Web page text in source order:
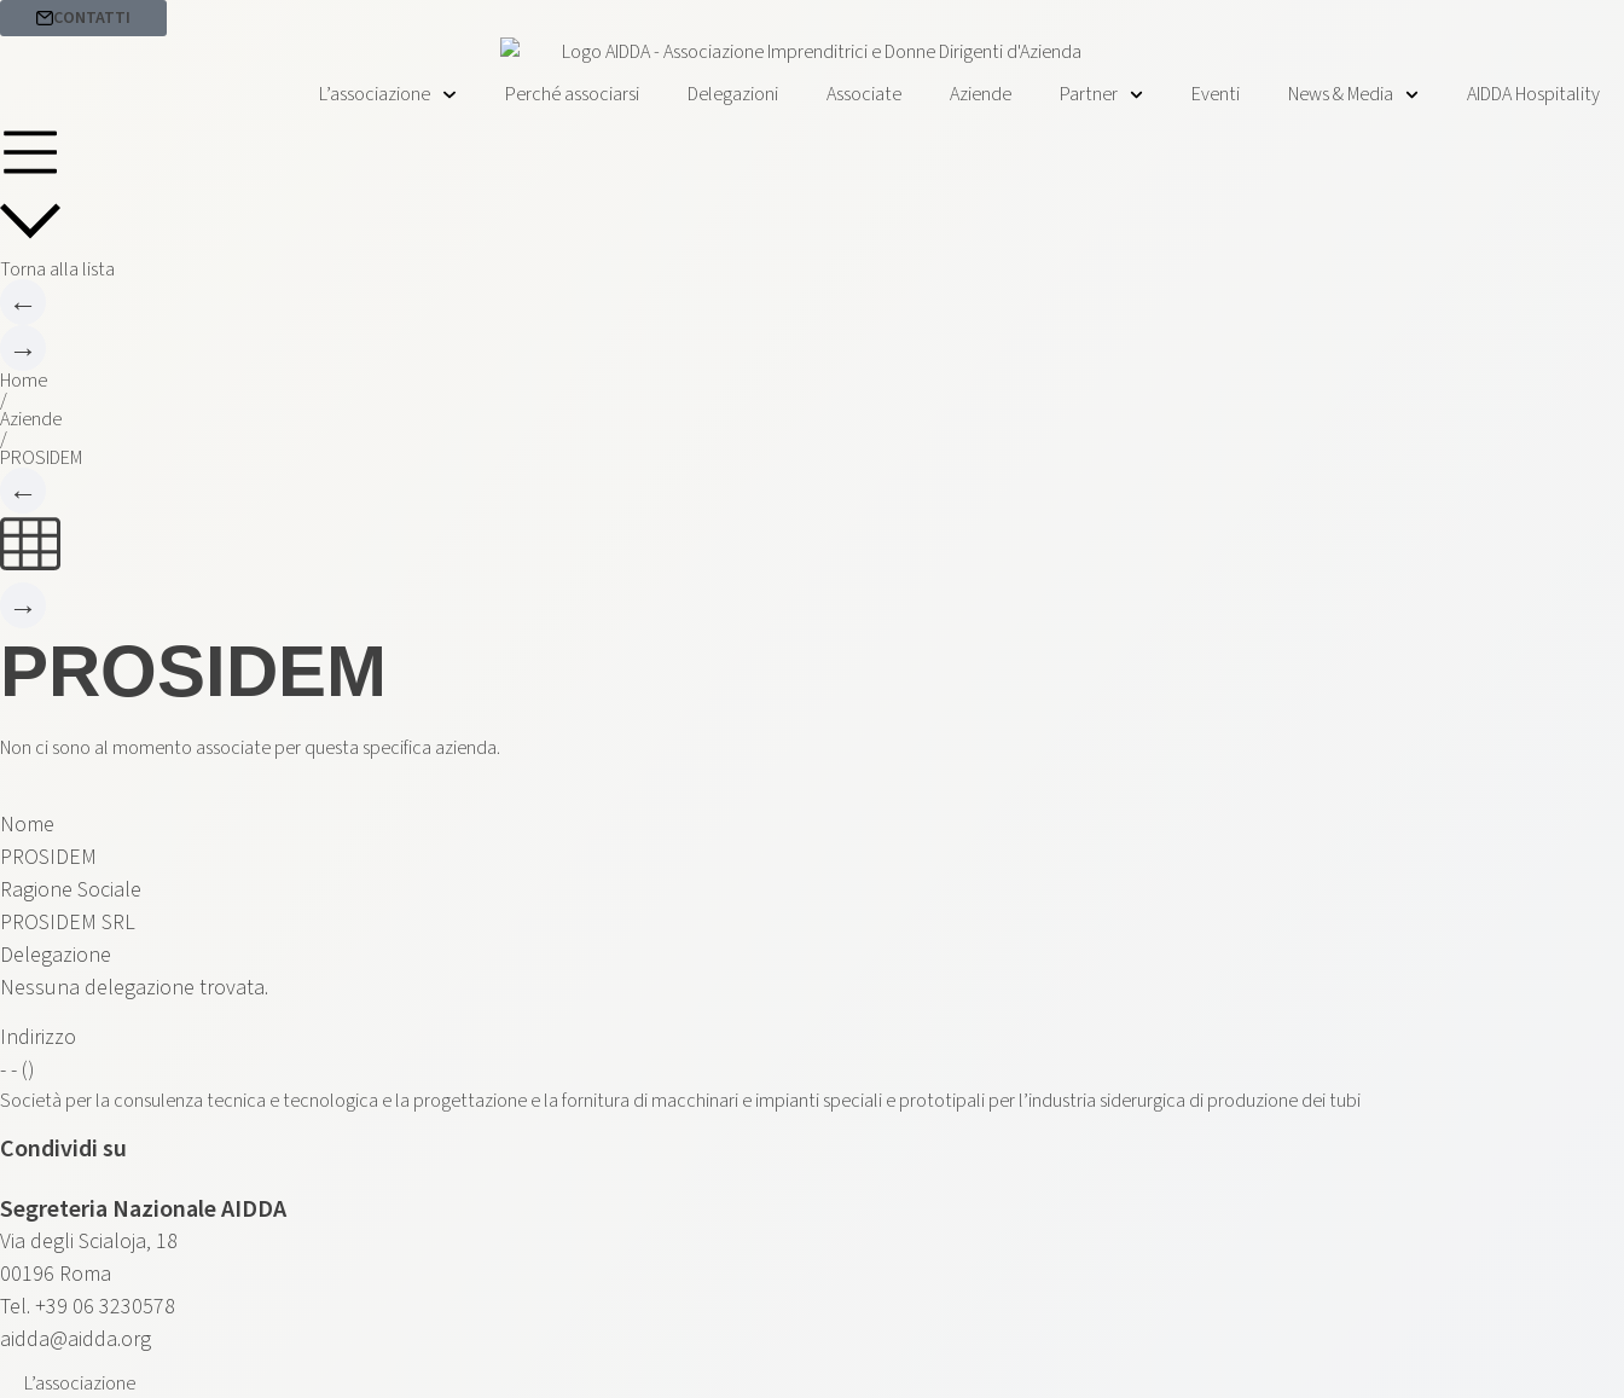
CONTATTI
L’associazione Perché associarsi Delegazioni Associate Aziende Partner Eventi News & Media AIDDA Hospitality
Torna alla lista
←
→
Home
/
Aziende
/
PROSIDEM
←
→
PROSIDEM
Non ci sono al momento associate per questa specifica azienda.
Nome
PROSIDEM
Ragione Sociale
PROSIDEM SRL
Delegazione
Nessuna delegazione trovata.
Indirizzo
- - ()
Società per la consulenza tecnica e tecnologica e la progettazione e la fornitura di macchinari e impianti speciali e prototipali per l’industria siderurgica di produzione dei tubi
Condividi su
Segreteria Nazionale AIDDA
Via degli Scialoja, 18
00196 Roma
Tel. +39 06 3230578
aidda@aidda.org
L’associazione